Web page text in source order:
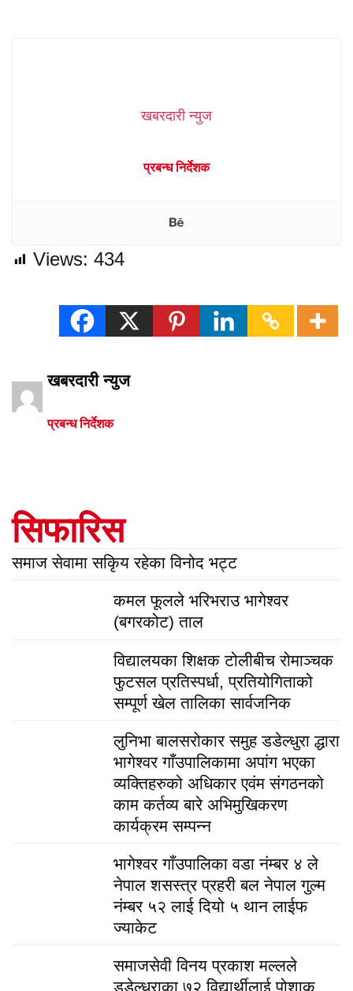
खबरदारी न्युज
प्रबन्ध निर्देशक
Views: 434
खबरदारी न्युज
प्रबन्ध निर्देशक
सिफारिस
समाज सेवामा सकिृय रहेका विनोद भट्ट
कमल फूलले भरिभराउ भागेश्वर
(बगरकोट) ताल
विद्यालयका शिक्षक टोलीबीच रोमाञ्चक
फुटसल प्रतिस्पर्धा, प्रतियोगिताको
सम्पूर्ण खेल तालिका सार्वजनिक
लुनिभा बालसरोकार समुह डडेल्धुरा द्धारा
भागेश्वर गाँउपालिकामा अपांग भएका
व्यक्तिहरुको अधिकार एवंम संगठनको
काम कर्तव्य बारे अभिमुखिकरण
कार्यक्रम सम्पन्न
भागेश्वर गाँउपालिका वडा नंम्बर ४ ले
नेपाल शसस्त्र प्रहरी बल नेपाल गुल्म
नंम्बर ५२ लाई दियो ५ थान लाईफ
ज्याकेट
समाजसेवी विनय प्रकाश मल्लले
डडेल्धुराका ७२ विद्यार्थीलाई पोशाक